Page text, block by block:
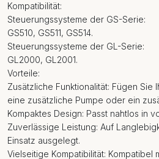
Kompatibilität:
Steuerungssysteme der GS-Serie:
GS510, GS511, GS514.
Steuerungssysteme der GL-Serie:
GL2000, GL2001.
Vorteile:
Zusätzliche Funktionalität: Fügen Sie
eine zusätzliche Pumpe oder ein
Kompaktes Design: Passt nahtlos in
Zuverlässige Leistung: Auf
Einsatz ausgelegt.
Vielseitige Kompatibilität: Kompatibel